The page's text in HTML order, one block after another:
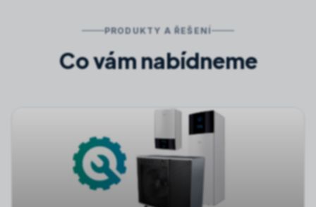
PRODUKTY A ŘEŠENÍ
Co vám nabídneme